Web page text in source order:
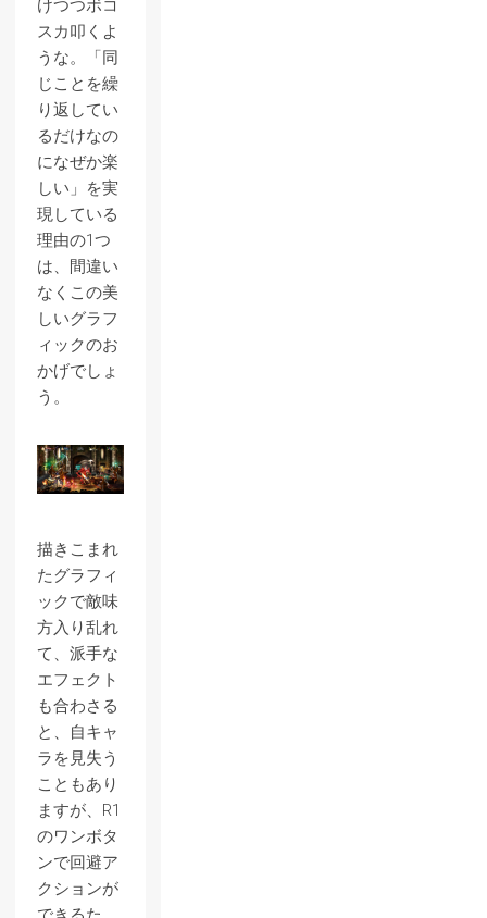
けつつボコ
スカ叩くよ
うな。「同
じことを繰
り返してい
るだけなの
になぜか楽
しい」を実
現している
理由の1つ
は、間違い
なくこの美
しいグラフ
ィックのお
かげでしょ
う。
描きこまれ
たグラフィ
ックで敵味
方入り乱れ
て、派手な
エフェクト
も合わさる
と、自キャ
ラを見失う
こともあり
ますが、R1
のワンボタ
ンで回避ア
クションが